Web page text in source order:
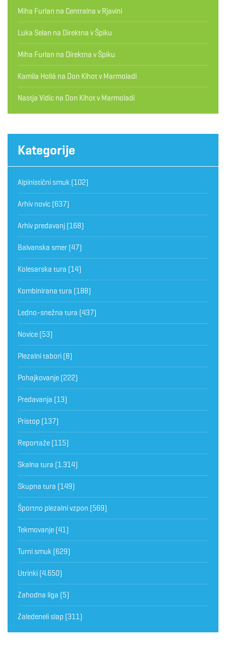
Miha Furlan na Centralna v Rjavini
Luka Selan na Direktna v Špiku
Miha Furlan na Direktna v Špiku
Kamila Hollá na Don Kihot v Marmoladi
Nastja Vidic na Don Kihot v Marmoladi
Kategorije
Alpinistični smuk (102)
Arhiv novic (637)
Arhiv predavanj (168)
Balvanska smer (47)
Kolesarska tura (14)
Kombinirana tura (188)
Ledno-snežna tura (437)
Novice (53)
Plezalni tabori (8)
Pohajkovanje (222)
Predavanja (13)
Pristop (137)
Reportaže (115)
Skalna tura (1.314)
Skupna tura (149)
Športno plezalni vzpon (569)
Tekmovanje (41)
Turni smuk (629)
Utrinki (4.650)
Zahodna liga (5)
Zaledeneli slap (311)